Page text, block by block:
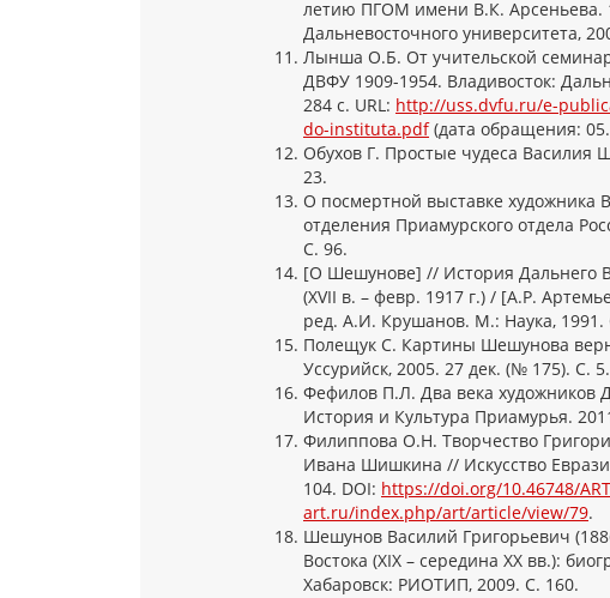
летию ПГОМ имени В.К. Арсеньева.
Дальневосточного университета,
Лынша О.Б. От учительской
ДВФУ 1909-1954. Владивосток:
284 с. URL: http://uss.dvfu.ru/e-
do-instituta.pdf(дата обращения:
Обухов Г. Простые чудеса
23.
О посмертной выставке
отделения Приамурского отдела
С. 96.
[О Шешунове] // История Дальнего
(XVII в. – февр. 1917 г.) / [А.Р.
ред. А.И. Крушанов. М.: Наука, 1991.
Полещук С. Картины Шешунова
Уссурийск, 2005. 27 дек. (№ 175). С. 5.
Фефилов П.Л. Два века художников
История и Культура Приамурья.
Филиппова О.Н. Творчество
Ивана Шишкина // Искусство
104. DOI: https://doi.org/10.46748/
art.ru/index.php/art/article/view/79.
Шешунов Василий Григорьевич
Востока (XIX – середина XX вв.):
Хабаровск: РИОТИП, 2009. С. 160.